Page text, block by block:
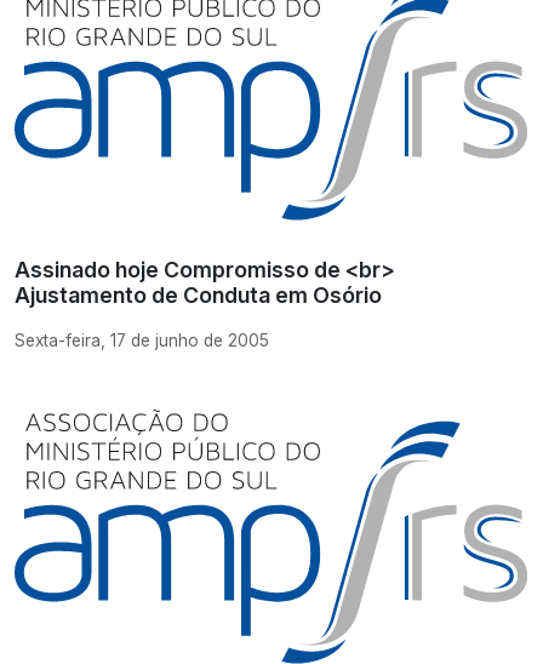
Assinado hoje Compromisso de <br>
Ajustamento de Conduta em Osório
Sexta-feira, 17 de junho de 2005